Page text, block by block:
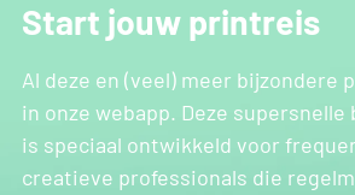
Start jouw printreis
Al deze en (veel) meer bijzondere
in onze webapp. Deze
is speciaal ontwikkeld voor
creatieve professionals die